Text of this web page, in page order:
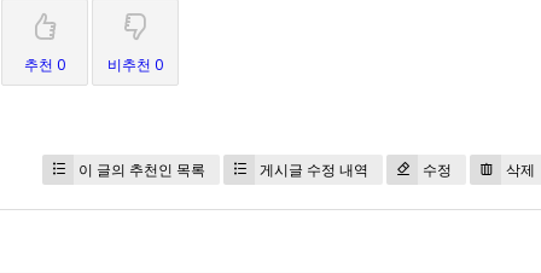
추천 0 비추천 0
이 글의 추천인 목록 게시글 수정 내역 수정 삭제